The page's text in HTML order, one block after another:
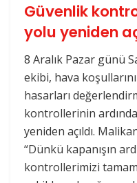
Güvenlik
yolu yeniden
8 Aralık Pazar günü
ekibi, hava
hasarları
kontrollerinin
yeniden açıldı.
“Dünkü kapanışın
kontrollerimizi